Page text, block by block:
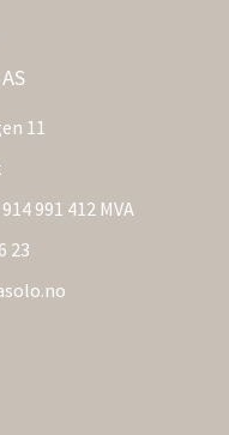
11
991 412 MVA
23